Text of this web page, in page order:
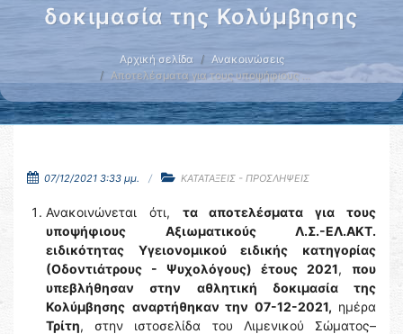
δοκιμασία της Κολύμβησης
Αρχική σελίδα
Ανακοινώσεις
Αποτελέσματα για τους υποψήφιους …
07/12/2021 3:33 μμ. ΚΑΤΑΤΑΞΕΙΣ - ΠΡΟΣΛΗΨΕΙΣ
Ανακοινώνεται ότι, τα αποτελέσματα για τους
υποψήφιους Αξιωματικούς Λ.Σ.-ΕΛ.ΑΚΤ.
ειδικότητας Υγειονομικού ειδικής κατηγορίας
(Οδοντιάτρους - Ψυχολόγους) έτους 2021, που
υπεβλήθησαν στην αθλητική δοκιμασία της
Κολύμβησης αναρτήθηκαν την 07-12-2021, ημέρα
Τρίτη, στην ιστοσελίδα του Λιμενικού Σώματος–